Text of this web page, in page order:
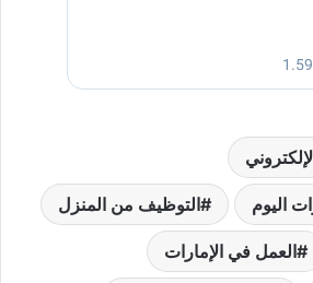
اليوم التوظيف من المنزل
العمل في الإمارات